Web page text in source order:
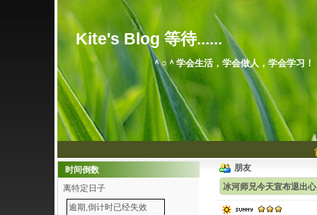
Kite's Blog 等待......
＾○＾学会生活，学会做人，学会学习！
朋友
冰河师兄今天宣布退出
时间倒数
离特定日子
逾期,倒计时已经失效